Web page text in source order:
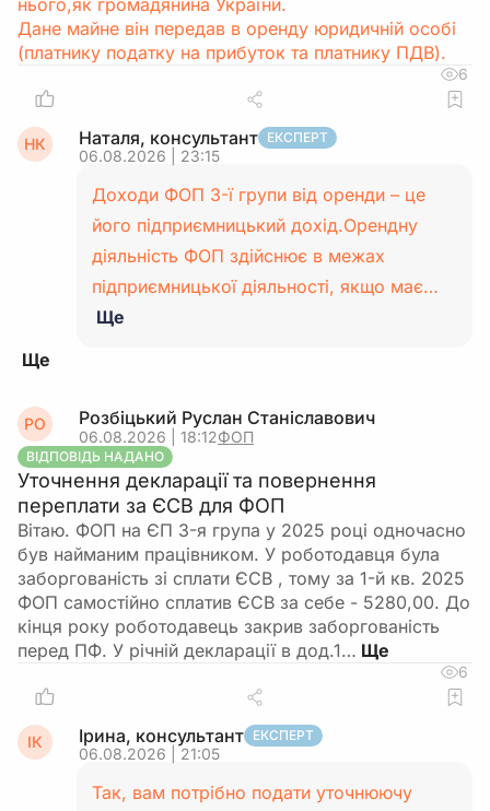
нього,як громадянина України.
Дане майне він передав в оренду юридичній особі
(платнику податку на прибуток та платнику ПДВ).
6
НК Наталя, консультант ЕКСПЕРТ
06.08.2026 | 23:15
Доходи ФОП 3-ї групи від оренди – це
його підприємницький дохід.Орендну
діяльність ФОП здійснює в межах
підприємницької діяльності, якщо має…
Ще
РО Розбіцький Руслан Станіславович
06.08.2026 | 18:12ФОП
ВІДПОВІДЬ НАДАНО
Уточнення декларації та повернення
переплати за ЄСВ для ФОП
Вітаю. ФОП на ЄП 3-я група у 2025 році одночасно
був найманим працівником. У роботодавця була
заборгованість зі сплати ЄСВ , тому за 1-й кв. 2025
ФОП самостійно сплатив ЄСВ за себе - 5280,00. До
кінця року роботодавець закрив заборгованість
перед ПФ. У річній декларації в дод.1…
6
ІК Ірина, консультант ЕКСПЕРТ
06.08.2026 | 21:05
Так, вам потрібно подати уточнюючу